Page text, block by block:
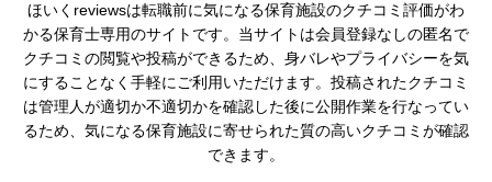
シフトの融通 必須
星の数をお選びください 
残業・持ち帰り仕事の少なさ
ほいくreviewsは転職前に気になる保育施設のクチコミ評価がわ
かる保育士専用のサイトです。当サイトは会員登録なしの匿名で
クチコミの閲覧や投稿ができるため、身バレやプライバシーを気
にすることなく手軽にご利用いただけます。投稿されたクチコミ
は管理人が適切か不適切かを確認した後に公開作業を行なってい
るため、気になる保育施設に寄せられた質の高いクチコミが確認
できます。